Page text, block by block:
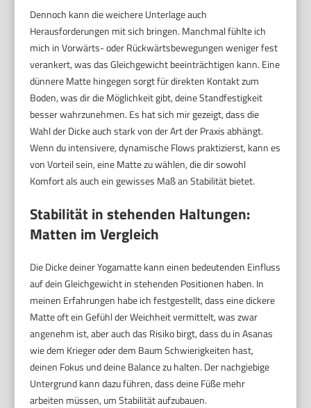
Dennoch kann die weichere Unterlage auch
Herausforderungen mit sich bringen. Manchmal fühlte ich
mich in Vorwärts- oder Rückwärtsbewegungen weniger fest
verankert, was das Gleichgewicht beeinträchtigen kann. Eine
dünnere Matte hingegen sorgt für direkten Kontakt zum
Boden, was dir die Möglichkeit gibt, deine Standfestigkeit
besser wahrzunehmen. Es hat sich mir gezeigt, dass die
Wahl der Dicke auch stark von der Art der Praxis abhängt.
Wenn du intensivere, dynamische Flows praktizierst, kann es
von Vorteil sein, eine Matte zu wählen, die dir sowohl
Komfort als auch ein gewisses Maß an Stabilität bietet.
Stabilität in stehenden Haltungen:
Matten im Vergleich
Die Dicke deiner Yogamatte kann einen bedeutenden Einfluss
auf dein Gleichgewicht in stehenden Positionen haben. In
meinen Erfahrungen habe ich festgestellt, dass eine dickere
Matte oft ein Gefühl der Weichheit vermittelt, was zwar
angenehm ist, aber auch das Risiko birgt, dass du in Asanas
wie dem Krieger oder dem Baum Schwierigkeiten hast,
deinen Fokus und deine Balance zu halten. Der nachgiebige
Untergrund kann dazu führen, dass deine Füße mehr
arbeiten müssen, um Stabilität aufzubauen.